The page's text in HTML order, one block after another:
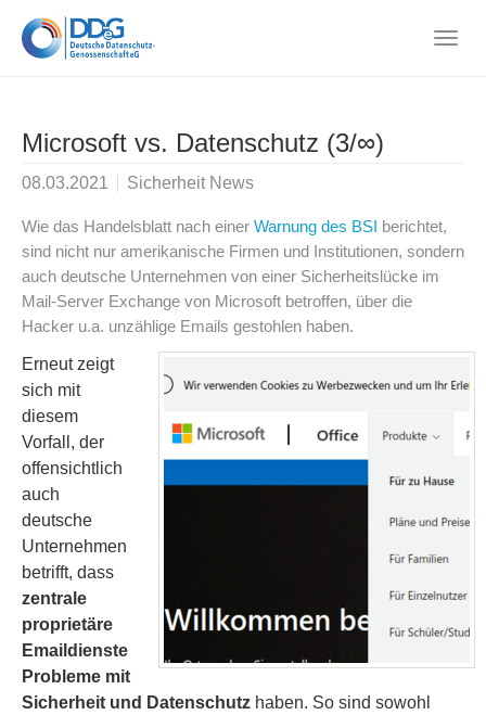
main
Microsoft vs. Datenschutz (3/∞)
08.03.2021 Sicherheit News
Wie das Handelsblatt nach einer Warnung des BSI berichtet,
sind nicht nur amerikanische Firmen und Institutionen, sondern
auch deutsche Unternehmen von einer Sicherheitslücke im
Mail-Server Exchange von Microsoft betroffen, über die
Hacker u.a. unzählige Emails gestohlen haben.
Erneut zeigt
sich mit
diesem
Vorfall, der
offensichtlich
auch
deutsche
Unternehmen
betrifft, dass
zentrale
proprietäre
Emaildienste
Probleme mit
Sicherheit und Datenschutz haben. So sind sowohl